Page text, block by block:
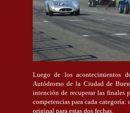
Luego de los acontecimientos
Autódromo de la Ciudad de
intención de recuperar las finales
competencias para cada
original para estas dos fechas.